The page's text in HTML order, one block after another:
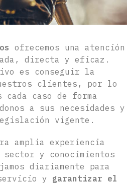
ofrecemos una atención
directa y eficaz.
es conseguir la
clientes, por lo
cada caso de forma
a sus necesidades y
vigente.
amplia experiencia
y conocimientos
diariamente para
y garantizar el